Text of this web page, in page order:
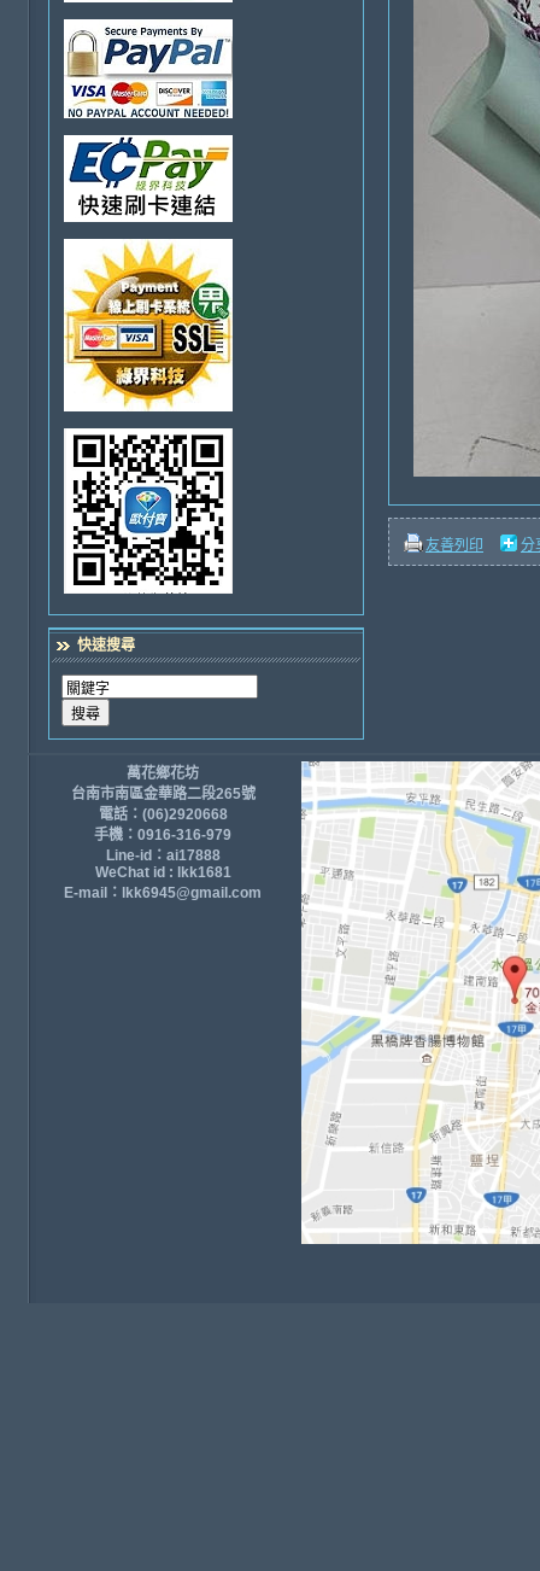
快速搜尋
友善列印 分
萬花鄉花坊
台南市南區金華路二段265號
電話：(06)2920668
手機：0916-316-979
Line-id：ai17888
WeChat id : lkk1681
E-mail：lkk6945@gmail.com